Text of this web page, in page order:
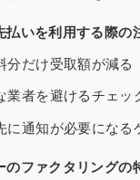
払いを利用する際の
分だけ受取額が減る
業者を避けるチェッ
に通知が必要になる
のファクタリングの